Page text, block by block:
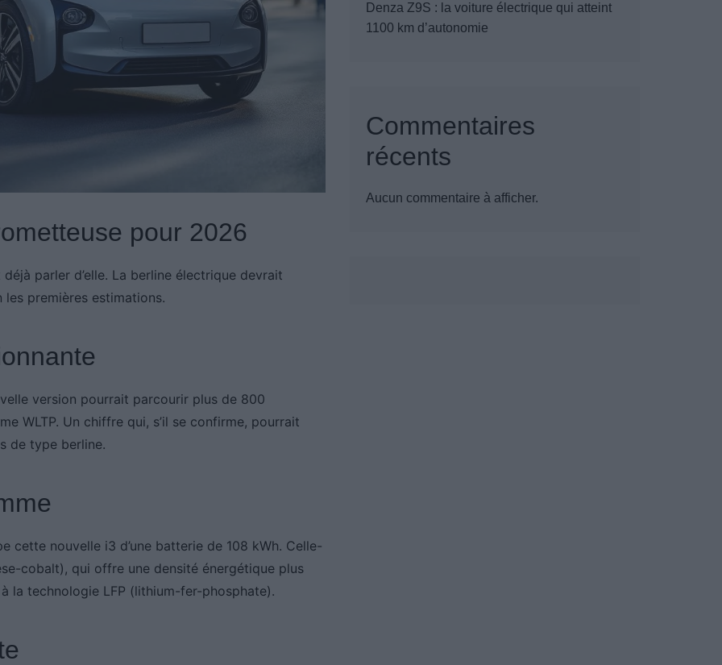
pour 2026
parler d’elle. La berline électrique devrait
premières estimations.
version pourrait parcourir plus de 800
WLTP. Un chiffre qui, s’il se confirme, pourrait
de type berline.
cette nouvelle i3 d’une batterie de 108 kWh. Celle-
cobalt), qui offre une densité énergétique plus
la technologie LFP (lithium-fer-phosphate).
Denza Z9S : la voiture électrique qui atteint
1100 km d’autonomie
Commentaires
récents
Aucun commentaire à afficher.